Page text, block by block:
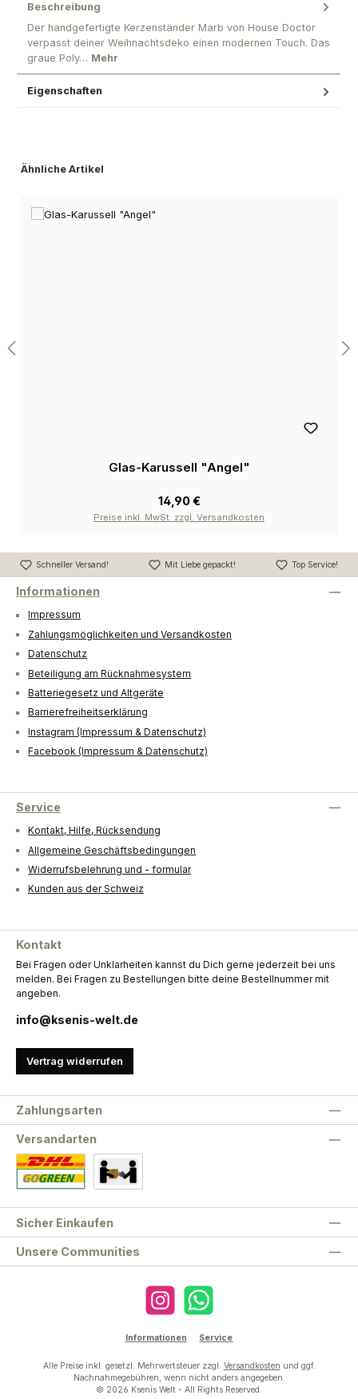
Beschreibung
Der handgefertigte Kerzenständer Marb von House Doctor
verpasst deiner Weihnachtsdeko einen modernen Touch. Das
graue Poly… Mehr
Eigenschaften
Produktgalerie überspringen
Ähnliche Artikel
Glas-Karussell "Angel"
14,90 €
Preise inkl. MwSt. zzgl. Versandkosten
Schneller Versand! Mit Liebe gepackt! Top Service!
Informationen
Impressum
Zahlungsmöglichkeiten und Versandkosten
Datenschutz
Beteiligung am Rücknahmesystem
Batteriegesetz und Altgeräte
Barrierefreiheitserklärung
Instagram (Impressum & Datenschutz)
Facebook (Impressum & Datenschutz)
Service
Kontakt, Hilfe, Rücksendung
Allgemeine Geschäftsbedingungen
Widerrufsbelehrung und - formular
Kunden aus der Schweiz
Kontakt
Bei Fragen oder Unklarheiten kannst du Dich gerne jederzeit bei uns
melden. Bei Fragen zu Bestellungen bitte deine Bestellnummer mit
angeben.
info@ksenis-welt.de
Vertrag widerrufen
Unsere Communities
Zahlungsarten
Versandarten
Sicher Einkaufen
Instagram WhatsApp
Informationen Service
Alle Preise inkl. gesetzl. Mehrwertsteuer zzgl. Versandkosten und ggf.
Nachnahmegebühren, wenn nicht anders angegeben.
© 2026 Ksenis Welt - All Rights Reserved.